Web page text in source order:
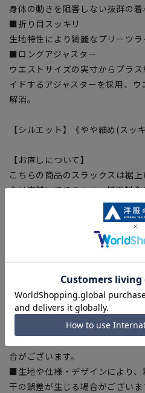
身体の動きを阻害しない抜群の着
■折り目スッキリ
生地特性により綺麗なプリーツラ
■ロングアジャスター
ウエストサイズの実寸からプラ
イドするアジャスターを採用、
解消。
【シルエット】《やや細め(スッ
【お直しについて】
こちらの商品のスラックスは裾
合は店舗にて承ります。補正料
せください。商品の股下以上の
【商品に関するご注意】
■商品画像はサンプルのため、
ある場合がございますので、予
■ゆとり感には個人差がありま
入の目安としてご利用ください。
■ブラウザやお使いのモニター
合がございます。
■生地や仕様・デザインにより
干の誤差が生じる場合がございま